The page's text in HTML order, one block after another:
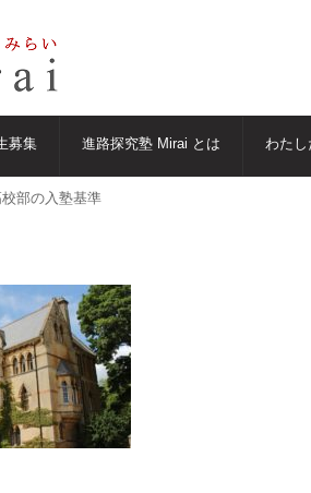
募集 進路探究塾 Mirai とは わたし
部の入塾基準